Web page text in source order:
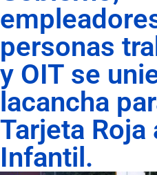
personas
y OIT se
lacancha
Tarjeta Roja
Infantil.